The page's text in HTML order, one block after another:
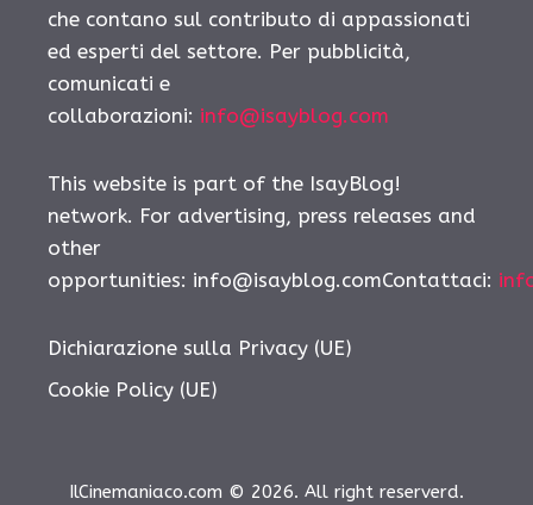
che contano sul contributo di appassionati
ed esperti del settore. Per pubblicità,
comunicati e
collaborazioni: info@isayblog.com
This website is part of the IsayBlog!
network. For advertising, press releases and
other
opportunities: info@isayblog.comContattaci:
Dichiarazione sulla Privacy (UE)
Cookie Policy (UE)
IlCinemaniaco.com © 2026. All right reserverd.